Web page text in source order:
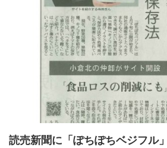
読売新聞に「ぽちぽちベジフル